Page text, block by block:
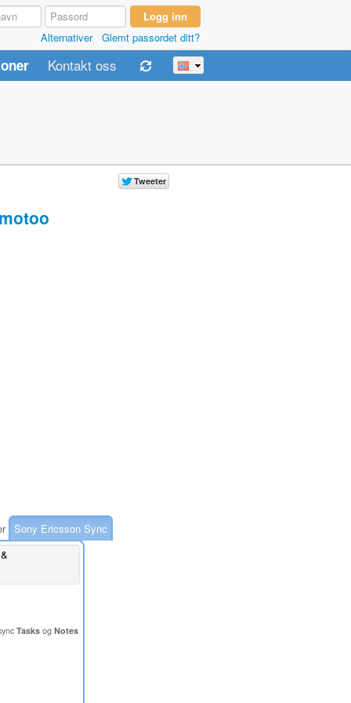
Alternativer Glemt passordet ditt?
Kontakt oss
Sony Ericsson Sync
Tasksog Notes